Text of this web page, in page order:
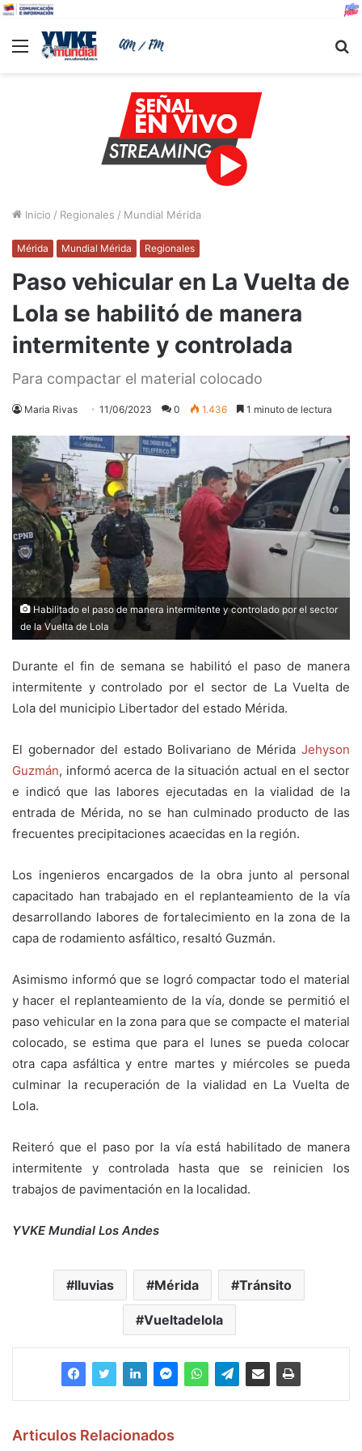
Menu
Inicio / Regionales / Mundial Mérida
Mérida Mundial Mérida Regionales
Paso vehicular en La Vuelta de
Lola se habilitó de manera
intermitente y controlada
Para compactar el material colocado
Maria Rivas 11/06/2023 0 1.436 1 minuto de lectura
Habilitado el paso de manera intermitente y controlado por el sector
de la Vuelta de Lola
Durante el fin de semana se habilitó el paso de manera
intermitente y controlado por el sector de La Vuelta de
Lola del municipio Libertador del estado Mérida.
El gobernador del estado Bolivariano de Mérida Jehyson
Guzmán, informó acerca de la situación actual en el sector
e indicó que las labores ejecutadas en la vialidad de la
entrada de Mérida, no se han culminado producto de las
frecuentes precipitaciones acaecidas en la región.
Los ingenieros encargados de la obra junto al personal
capacitado han trabajado en el replanteamiento de la vía
desarrollando labores de fortalecimiento en la zona de la
capa de rodamiento asfáltico, resaltó Guzmán.
Asimismo informó que se logró compactar todo el material
y hacer el replanteamiento de la vía, donde se permitió el
paso vehicular en la zona para que se compacte el material
colocado, se estima que para el lunes se pueda colocar
otra capa asfáltica y entre martes y miércoles se pueda
culminar la recuperación de la vialidad en La Vuelta de
Lola.
Reiteró que el paso por la vía está habilitado de manera
intermitente y controlada hasta que se reinicien los
trabajos de pavimentación en la localidad.
YVKE Mundial Los Andes
lluvias Mérida Tránsito
Vueltadelola
Articulos Relacionados